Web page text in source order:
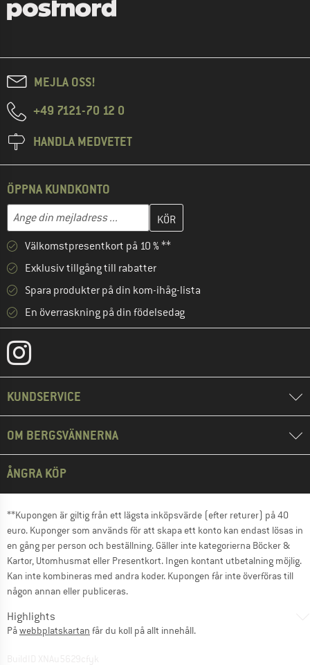
MEJLA OSS!
+49 7121-70 12 0
HANDLA MEDVETET
ÖPPNA KUNDKONTO
Mejladress
Skriv in din e-postadress här och skapa ditt kundkonto i nästa
Välkomstpresentkort på 10 % **
Exklusiv tillgång till rabatter
Spara produkter på din kom-ihåg-lista
En överraskning på din födelsedag
KUNDSERVICE
OM BERGSVÄNNERNA
ÅNGRA KÖP
**Kupongen är giltig från ett lägsta inköpsvärde (efter returer) på 40
euro. Kuponger som används för att skapa ett konto kan endast lösas in
en gång per person och beställning. Gäller inte kategorierna Böcker &
Kartor, Utomhusmat eller Presentkort. Ingen kontant utbetalning möjlig.
Kan inte kombineras med andra koder. Kupongen får inte överföras till
någon annan eller publiceras.
Highlights
Påwebbplatskartan får du koll på allt innehåll.